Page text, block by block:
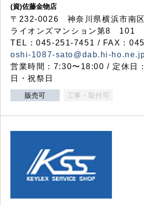
(資)佐藤金物店
〒232-0026 神奈川県横浜市南
ライオンズマンション第8 101
TEL：045-251-7451 / FAX：
oshi-1087-sato@dab.hi-
営業時間：7:30〜18:00 / 定休日
日・祝祭日
販売可 工事・取付可